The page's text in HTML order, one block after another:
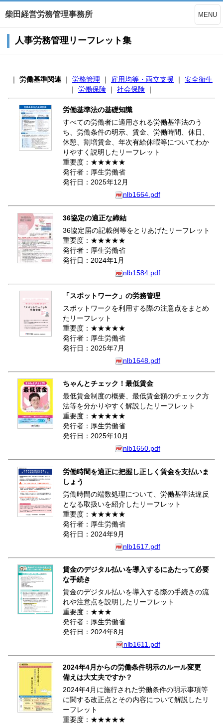
柴田経営労務管理事務所 MENU
人事労務管理リーフレット集
｜ 労働基準関連 ｜ 労務管理 ｜ 雇用均等・両立支援 ｜ 安全衛生
｜ 労働保険 ｜ 社会保険 ｜
労働基準法の基礎知識
すべての労働者に適用される労働基準法のう
ち、労働条件の明示、賃金、労働時間、休日、
休憩、割増賃金、年次有給休暇等についてわか
りやすく説明したリーフレット
重要度：★★★★★
発行者：厚生労働省
発行日：2025年12月
nlb1664.pdf
36協定の適正な締結
36協定届の記載例等をとりあげたリーフレット
重要度：★★★★★
発行者：厚生労働省
発行日：2024年1月
nlb1584.pdf
「スポットワーク」の労務管理
スポットワークを利用する際の注意点をまとめ
たリーフレット
重要度：★★★★★
発行者：厚生労働省
発行日：2025年7月
nlb1648.pdf
ちゃんとチェック！最低賃金
最低賃金制度の概要、最低賃金額のチェック方
法等を分かりやすく解説したリーフレット
重要度：★★★★★
発行者：厚生労働省
発行日：2025年10月
nlb1650.pdf
労働時間を適正に把握し正しく賃金を支払いま
しょう
労働時間の端数処理について、労働基準法違反
となる取扱いを紹介したリーフレット
重要度：★★★★★
発行者：厚生労働省
発行日：2024年9月
nlb1617.pdf
賃金のデジタル払いを導入するにあたって必要
な手続き
賃金のデジタル払いを導入する際の手続きの流
れや注意点を説明したリーフレット
重要度：★★★
発行者：厚生労働省
発行日：2024年8月
nlb1611.pdf
2024年4月からの労働条件明示のルール変更
備えは大丈夫ですか？
2024年4月に施行された労働条件の明示事項等
に関する改正点とその内容について解説したリ
ーフレット
重要度：★★★★★